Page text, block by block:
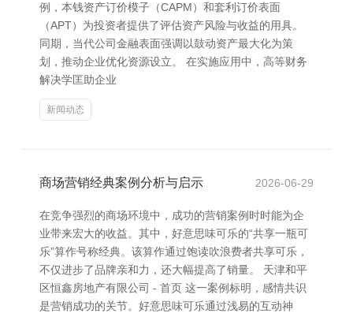
例，本钱资产订价模子（CAPM）和套利订价表面
（APT）为投资者提供了评估资产风险与收益的用具。
同期，当代公司金融表面强调以鼓动资产最大化为策
划，推动企业优化资源设立。 在实施应用中，高等财务
解决学匡助企业
新闻动态
商场营销经典案例分析与启示 2026-06-29
在竞争强烈的商场环境中，成功的营销案例时时能为企
业带来宏大的收益。其中，好意思味可乐的“共享一瓶可
乐”算作号称经典。该算作通过饱读吹浪费者共享可乐，
不仅进步了品牌亲和力，还大幅提高了销量。 天津和平
区恒鑫房地产有限公司 - 首页 这一案例标明，感情共识
是营销成功的关节。好意思味可乐通过浅易的互动神